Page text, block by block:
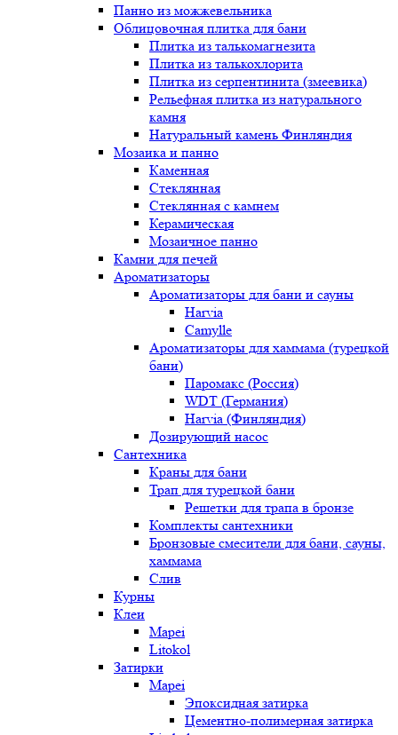
Панно из можжевельника
Облицовочная плитка для бани
Плитка из талькомагнезита
Плитка из талькохлорита
Плитка из серпентинита (змеевика)
Рельефная плитка из натурального
камня
Натуральный камень Финляндия
Мозаика и панно
Каменная
Стеклянная
Стеклянная с камнем
Керамическая
Мозаичное панно
Камни для печей
Ароматизаторы
Ароматизаторы для бани и сауны
Harvia
Camylle
Ароматизаторы для хаммама (турецкой
бани)
Паромакс (Россия)
WDT (Германия)
Harvia (Финляндия)
Дозирующий насос
Сантехника
Краны для бани
Трап для турецкой бани
Решетки для трапа в бронзе
Комплекты сантехники
Бронзовые смесители для бани, сауны,
хаммама
Слив
Курны
Клеи
Mapei
Litokol
Затирки
Mapei
Эпоксидная затирка
Цементно-полимерная затирка